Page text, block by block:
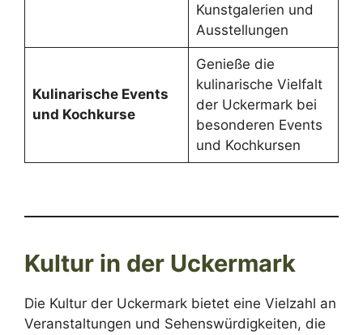
Kunstgalerien und
Ausstellungen
Kulinarische Events
und Kochkurse
Genieße die
kulinarische Vielfalt
der Uckermark bei
besonderen Events
und Kochkursen
Kultur in der Uckermark
Die Kultur der Uckermark bietet eine Vielzahl an
Veranstaltungen und Sehenswürdigkeiten, die